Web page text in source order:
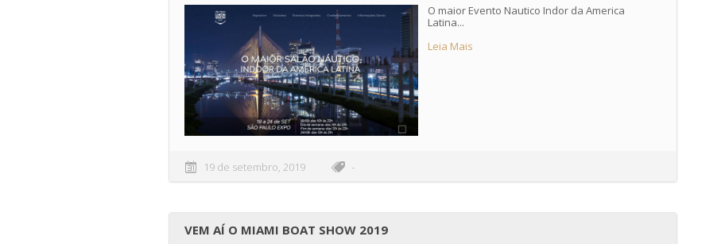
O maior Evento Nautico Indor da America
Latina...
Leia Mais
19 de setembro, 2019 -
VEM AÍ O MIAMI BOAT SHOW 2019